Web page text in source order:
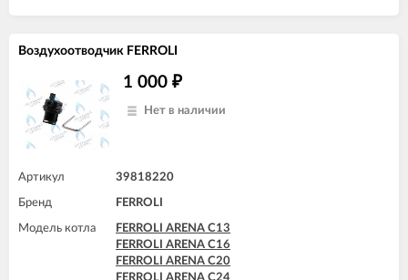
FERROLI DOMINA C13 N
FERROLI DOMINA C16 N
FERROLI DOMINA C20 N
FERROLI DOMINA C24 N
FERROLI DOMIproject F24 D
FERROLI DOMItech F24
Воздухоотводчик FERROLI
1 000 ₽
Нет в наличии
Артикул 39818220
Бренд FERROLI
Модель котла
FERROLI ARENA C13
FERROLI ARENA C16
FERROLI ARENA C20
FERROLI ARENA C24